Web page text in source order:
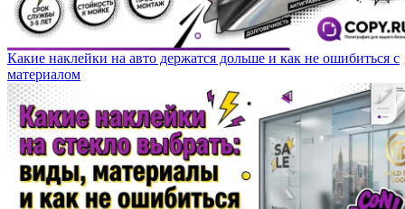
Какие наклейки на авто держатся дольше и как не ошибиться с
материалом